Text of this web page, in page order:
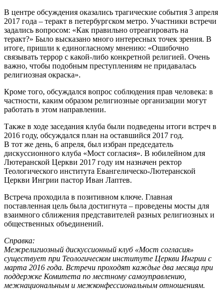
В центре обсуждения оказались трагические события 3 апреля
2017 года – теракт в петербургском метро. Участники встречи
задались вопросом: «Как правильно отреагировать на
теракт?» Было высказано много интересных точек зрения. В
итоге, пришли к единогласному мнению: «Ошибочно
связывать террор с какой-либо конкретной религией. Очень
важно, чтобы подобным преступлениям не придавалась
религиозная окраска».
Кроме того, обсуждался вопрос соблюдения прав человека: в
частности, каким образом религиозные организации могут
работать в этом направлении.
Также в ходе заседания клуба были подведены итоги встреч в
2016 году, обсуждался план на оставшийся 2017 год.
В тот же день, 6 апреля, был избран председатель
дискуссионного клуба «Мост согласия». В юбилейном для
Лютеранской Церкви 2017 году им назначен ректор
Теологического института Евангелическо-Лютеранской
Церкви Ингрии пастор Иван Лаптев.
Встреча проходила в позитивном ключе. Главная
поставленная цель была достигнута – проведены мосты для
взаимного сближения представителей разных религиозных и
общественных объединений.
Справка:
Межрелигиозный дискуссионный клуб «Мост согласия»
существует при Теологическом институте Церкви Ингрии с
марта 2016 года. Встречи проходят каждые два месяца при
поддержке Комитета по местному самоуправлению,
межнациональным и межконфессиональным отношениям.